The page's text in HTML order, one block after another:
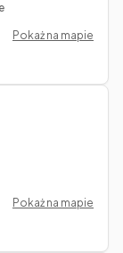
Pokaż na mapie
Pokaż na mapie